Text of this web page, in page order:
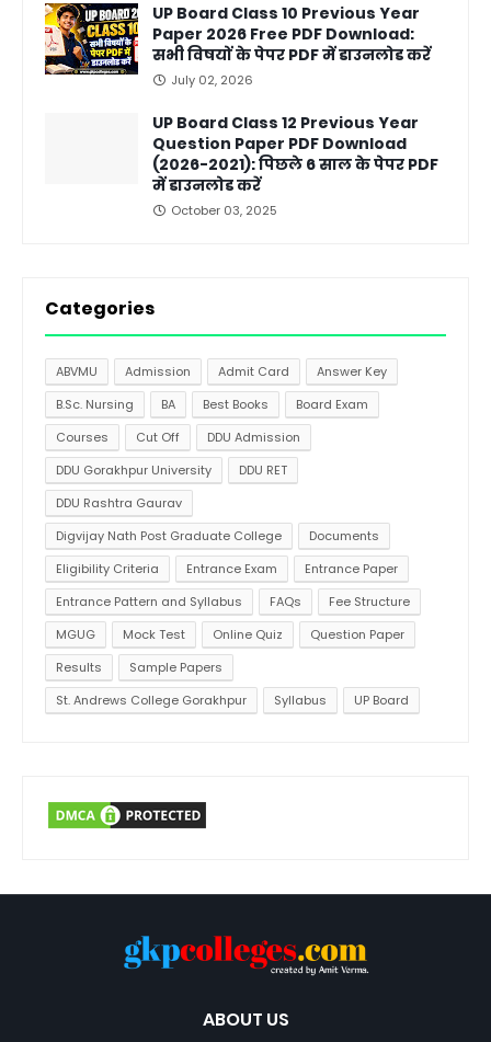
UP Board Class 10 Previous Year
Paper 2026 Free PDF Download:
सभी विषयों के पेपर PDF में डाउनलोड करें
July 02, 2026
UP Board Class 12 Previous Year
Question Paper PDF Download
(2026-2021): पिछले 6 साल के पेपर PDF
में डाउनलोड करें
October 03, 2025
Categories
ABVMU Admission Admit Card
Answer Key
B.Sc. Nursing
BA Best Books
Board Exam
Courses
Cut Off
DDU Admission
DDU Gorakhpur University
DDU RET
DDU Rashtra Gaurav
Digvijay Nath Post Graduate College
Documents
Eligibility Criteria
Entrance Exam
Entrance Paper
Entrance Pattern and Syllabus
FAQs
Fee Structure
MGUG
Mock Test Online Quiz
Question Paper
Results
Sample Papers
St. Andrews College Gorakhpur
Syllabus UP Board
ABOUT US